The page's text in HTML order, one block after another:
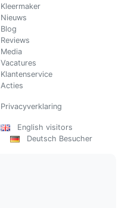
Kleermaker
Nieuws
Blog
Reviews
Media
Vacatures
Klantenservice
Acties
Privacyverklaring
English visitors
Deutsch Besucher